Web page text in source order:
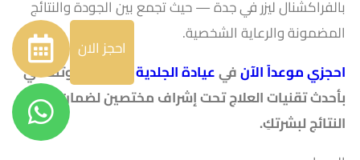
بالفراكشنال ليزر في جدة — حيث تجمع بين الجودة والنتائج
المضمونة والرعاية الشخصية.
احجزي موعداً الآنفيعيادة الجلدية والتجميل
وتمتعي
بأحدث تقنيات العلاج تحت إشراف مختصين لضمان أفضل
النتائج لبشرتكِ.
احجز الان